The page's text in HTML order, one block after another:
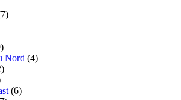
Nord (4)
(6)